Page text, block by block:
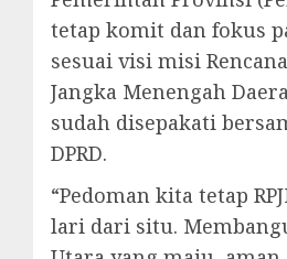
tetap komit dan fokus
sesuai visi misi
Jangka Menengah
sudah disepakati
DPRD.
“Pedoman kita tetap
lari dari situ.